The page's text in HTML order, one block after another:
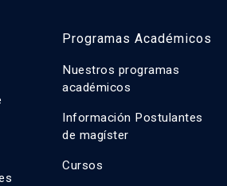
Programas Académicos
Nuestros programas
académicos
Información Postulantes
de magíster
Cursos